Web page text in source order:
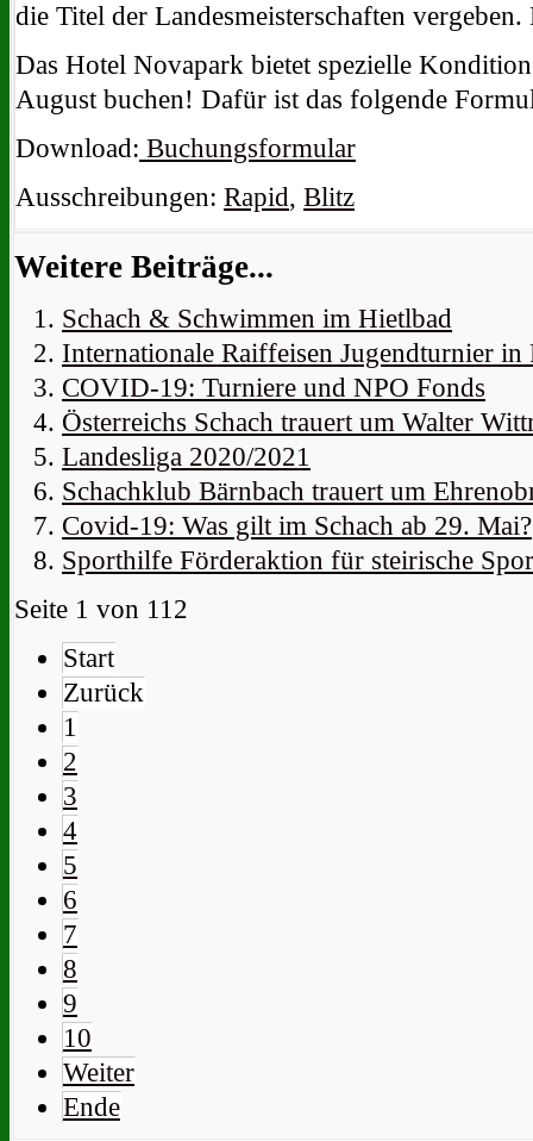
die Titel der Landesmeisterschaften
Das Hotel Novapark bietet spezielle
August buchen! Dafür ist das folgende
Download: Buchungsformular
Ausschreibungen: Rapid, Blitz
Weitere Beiträge...
Schach & Schwimmen im Hietlbad
Internationale Raiffeisen Jugendturnier in
COVID-19: Turniere und NPO Fonds
Österreichs Schach trauert um Walter
Landesliga 2020/2021
Schachklub Bärnbach trauert um
Covid-19: Was gilt im Schach ab 29. Mai?
Sporthilfe Förderaktion für steirische
Seite 1 von 112
Start
Zurück
1
2
3
4
5
6
7
8
9
10
Weiter
Ende